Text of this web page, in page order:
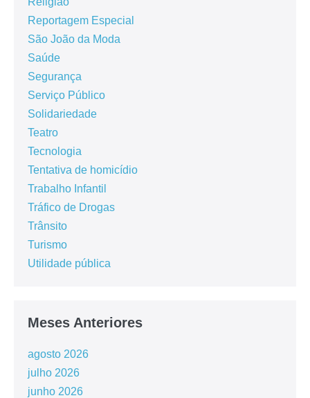
Reportagem Especial
São João da Moda
Saúde
Segurança
Serviço Público
Solidariedade
Teatro
Tecnologia
Tentativa de homicídio
Trabalho Infantil
Tráfico de Drogas
Trânsito
Turismo
Utilidade pública
Meses Anteriores
agosto 2026
julho 2026
junho 2026